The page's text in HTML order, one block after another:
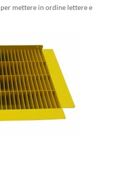
mettere in ordine lettere e